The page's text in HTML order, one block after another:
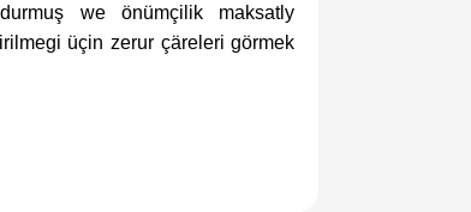
we önümçilik maksatly
üçin zerur çäreleri görmek